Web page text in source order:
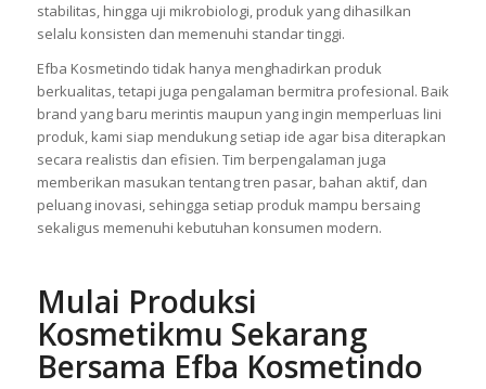
stabilitas, hingga uji mikrobiologi, produk yang dihasilkan
selalu konsisten dan memenuhi standar tinggi.
Efba Kosmetindo tidak hanya menghadirkan produk
berkualitas, tetapi juga pengalaman bermitra profesional. Baik
brand yang baru merintis maupun yang ingin memperluas lini
produk, kami siap mendukung setiap ide agar bisa diterapkan
secara realistis dan efisien. Tim berpengalaman juga
memberikan masukan tentang tren pasar, bahan aktif, dan
peluang inovasi, sehingga setiap produk mampu bersaing
sekaligus memenuhi kebutuhan konsumen modern.
Mulai Produksi
Kosmetikmu Sekarang
Bersama Efba Kosmetindo